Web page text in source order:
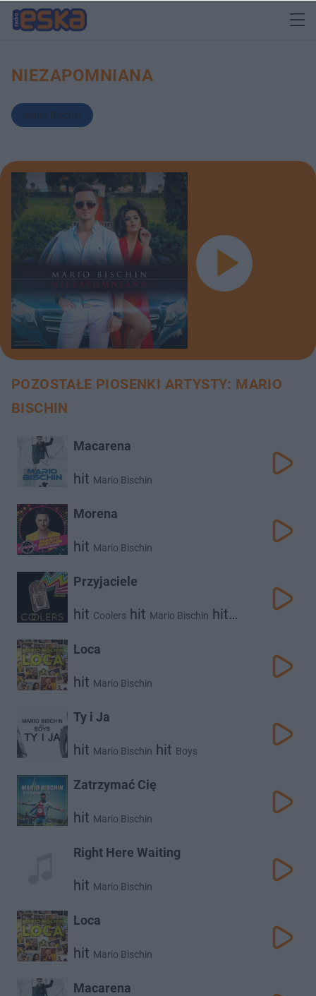
NIEZAPOMNIANA
Mario Bischin
POZOSTAŁE PIOSENKI ARTYSTY: MARIO
BISCHIN
Macarena
hit Mario Bischin
Morena
hit Mario Bischin
Przyjaciele
hit Coolers hit Mario Bischin hit
Loca
hit Mario Bischin
Ty i Ja
hit Mario Bischin hit Boys
Zatrzymać Cię
hit Mario Bischin
Right Here Waiting
hit Mario Bischin
Loca
hit Mario Bischin
Macarena